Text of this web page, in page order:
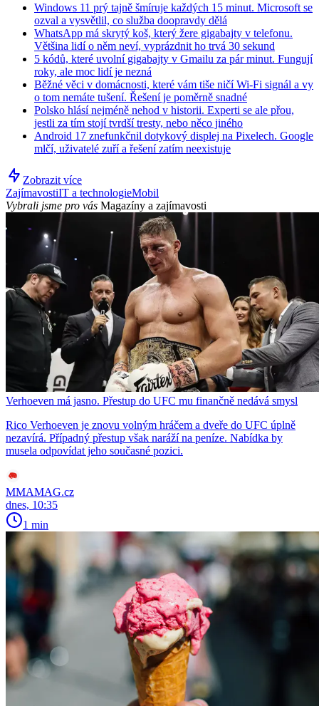
Windows 11 prý tajně šmíruje každých 15 minut. Microsoft se
ozval a vysvětlil, co služba doopravdy dělá
WhatsApp má skrytý koš, který žere gigabajty v telefonu.
Většina lidí o něm neví, vyprázdnit ho trvá 30 sekund
5 kódů, které uvolní gigabajty v Gmailu za pár minut. Fungují
roky, ale moc lidí je nezná
Běžné věci v domácnosti, které vám tiše ničí Wi-Fi signál a vy
o tom nemáte tušení. Řešení je poměrně snadné
Polsko hlásí nejméně nehod v historii. Experti se ale přou,
jestli za tím stojí tvrdší tresty, nebo něco jiného
Android 17 znefunkčnil dotykový displej na Pixelech. Google
mlčí, uživatelé zuří a řešení zatím neexistuje
Zobrazit více
ZajímavostiIT a technologieMobil
Vybrali jsme pro vás Magazíny a zajímavosti
Verhoeven má jasno. Přestup do UFC mu finančně nedává smysl
Rico Verhoeven je znovu volným hráčem a dveře do UFC úplně
nezavírá. Případný přestup však naráží na peníze. Nabídka by
musela odpovídat jeho současné pozici.
MMAMAG.cz
dnes, 10:35
1 min